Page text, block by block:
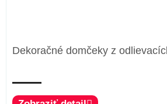
Dekoračné domčeky z